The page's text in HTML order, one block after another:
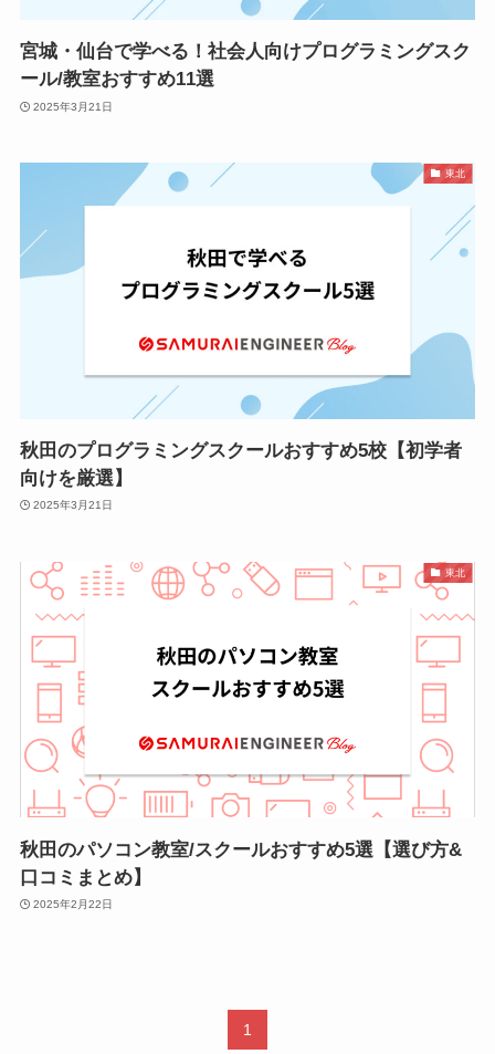
宮城・仙台で学べる！社会人向けプログラミングスク
ール/教室おすすめ11選
2025年3月21日
東北
秋田のプログラミングスクールおすすめ5校【初学者
向けを厳選】
2025年3月21日
東北
秋田のパソコン教室/スクールおすすめ5選【選び方&
口コミまとめ】
2025年2月22日
1